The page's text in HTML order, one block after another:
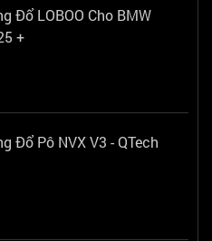
Đổ LOBOO Cho BMW
+
Đổ Pô NVX V3 - QTech